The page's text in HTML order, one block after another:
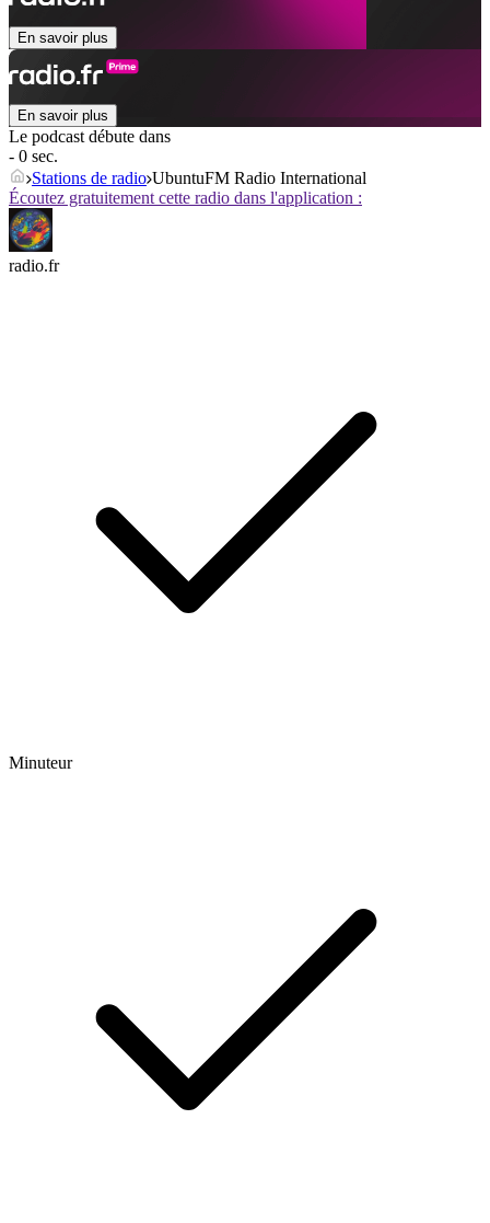
En savoir plus
En savoir plus
Le podcast débute dans
- 0 sec.
Stations de radio UbuntuFM Radio International
Écoutez gratuitement cette radio dans l'application :
radio.fr
Minuteur